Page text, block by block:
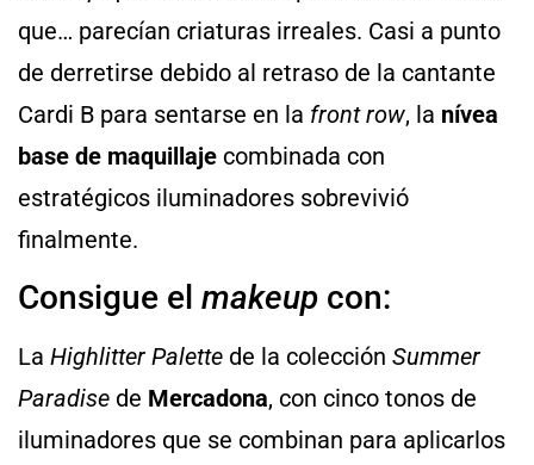
que… parecían criaturas irreales. Casi a punto
de derretirse debido al retraso de la cantante
Cardi B para sentarse en la front row, la nívea
base de maquillaje combinada con
estratégicos iluminadores sobrevivió
finalmente.
Consigue el makeup con:
La Highlitter Palette de la colección Summer
Paradise de Mercadona, con cinco tonos de
iluminadores que se combinan para aplicarlos